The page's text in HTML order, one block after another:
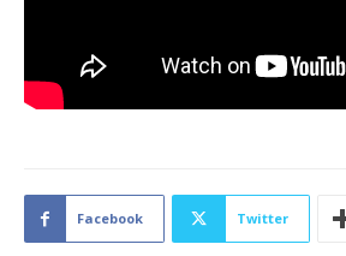
Facebook Twitter